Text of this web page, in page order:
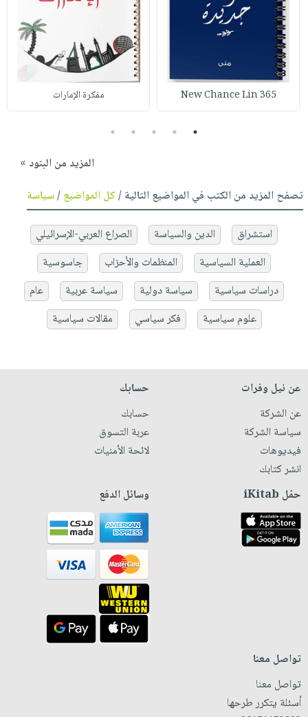
365 New Chance Lin مفكرة الإمارات
1
2
3
4
5
المزيد من البنود »
تصفح المزيد من الكتب في المواضيع التالية /كل المواضيع/سياسة
استشراق الدين والسياسة
الصراع العربي-الإسرائيلي
العملية السياسية
المنظمات والأحزاب
جاسوسية
دراسات سياسية
سياسة دولية سياسة عربية
عام
علوم سياسية
فكر سياسي مقالات سياسية
عن نيل وفرات
عن الشركة
سياسة الشركة
فيديوهات
انشر كتابك
حسابك
حسابك
عربة التسوق
لائحة الأمنيات
حمّل iKitab وسائل الدفع
تواصل معنا
تواصل معنا
أسئلة يتكرر طرحها